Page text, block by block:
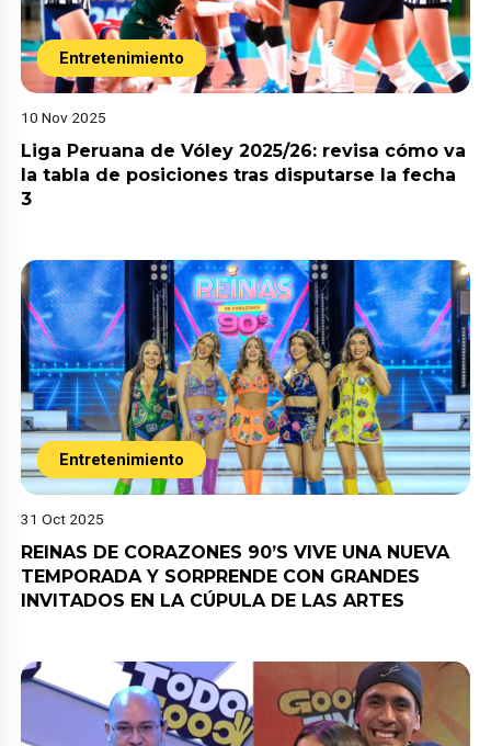
Entretenimiento
10 Nov 2025
Liga Peruana de Vóley 2025/26: revisa cómo va
la tabla de posiciones tras disputarse la fecha
3
Entretenimiento
31 Oct 2025
REINAS DE CORAZONES 90’S VIVE UNA NUEVA
TEMPORADA Y SORPRENDE CON GRANDES
INVITADOS EN LA CÚPULA DE LAS ARTES